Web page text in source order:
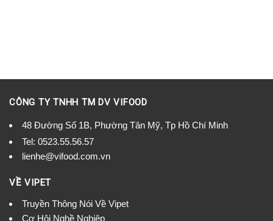
CÔNG TY TNHH TM DV VIFOOD
48 Đường Số 1B, Phường Tân Mỹ, Tp Hồ Chí Minh
Tel: 0523.55.56.57
lienhe@vifood.com.vn
VỀ VIPET
Truyền Thông Nói Về Vipet
Cơ Hội Nghề Nghiệp